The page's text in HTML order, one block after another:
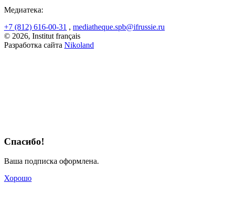
Медиатека:
+7 (812) 616-00-31 , mediatheque.spb@ifrussie.ru
© 2026, Institut français
Разработка сайта Nikoland
Спасибо!
Ваша подписка оформлена.
Хорошо